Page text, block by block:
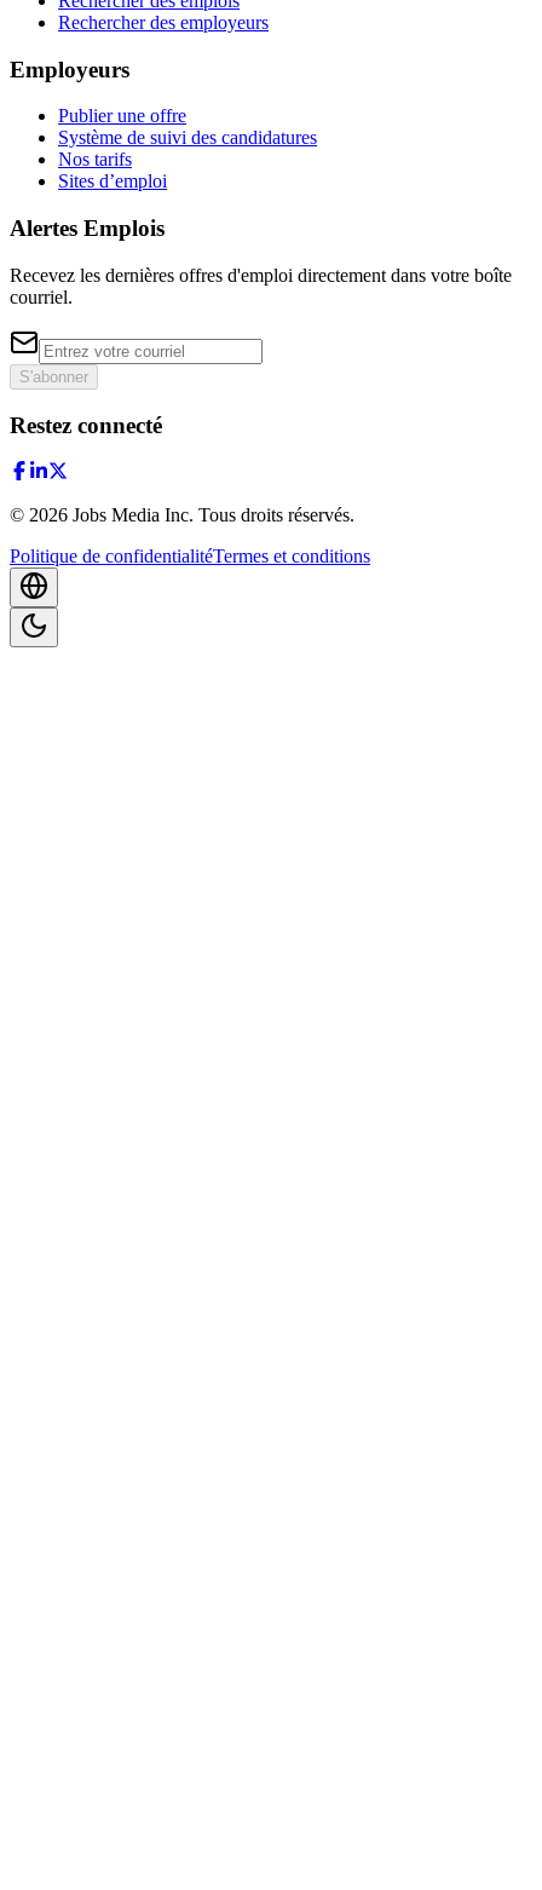
Rechercher des employeurs
Employeurs
Publier une offre
Système de suivi des candidatures
Nos tarifs
Sites d’emploi
Alertes Emplois
Recevez les dernières offres d'emploi directement dans votre boîte
courriel.
S'abonner
Restez connecté
© 2026 Jobs Media Inc. Tous droits réservés.
Politique de confidentialitéTermes et conditions